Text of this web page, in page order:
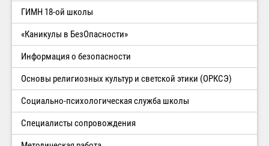
ГИМН 18-ой школы
«Каникулы в БезОпасности»
Информация о безопасности
Основы религиозных культур и светской этики (ОРКСЭ)
Социально-психологическая служба школы
Специалисты сопровождения